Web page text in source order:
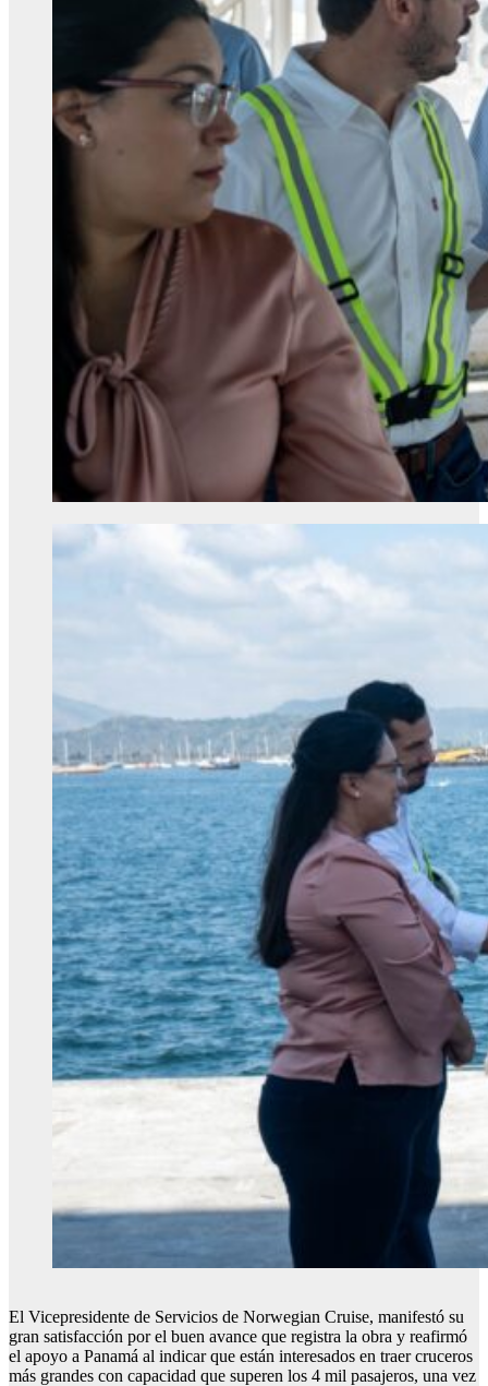
El Vicepresidente de Servicios de Norwegian Cruise, manifestó su
gran satisfacción por el buen avance que registra la obra y reafirmó
el apoyo a Panamá al indicar que están interesados en traer cruceros
más grandes con capacidad que superen los 4 mil pasajeros, una vez